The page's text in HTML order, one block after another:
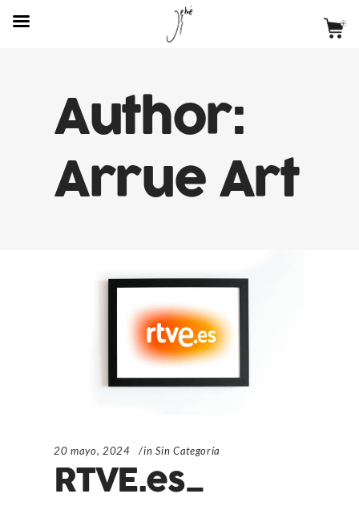
Author:
Arrue Art
20 mayo, 2024 in Sin Categoría
RTVE.es_